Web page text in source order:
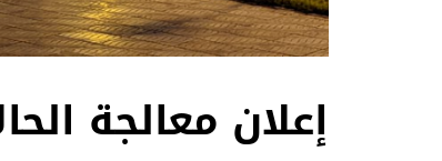
إعلان معالجة